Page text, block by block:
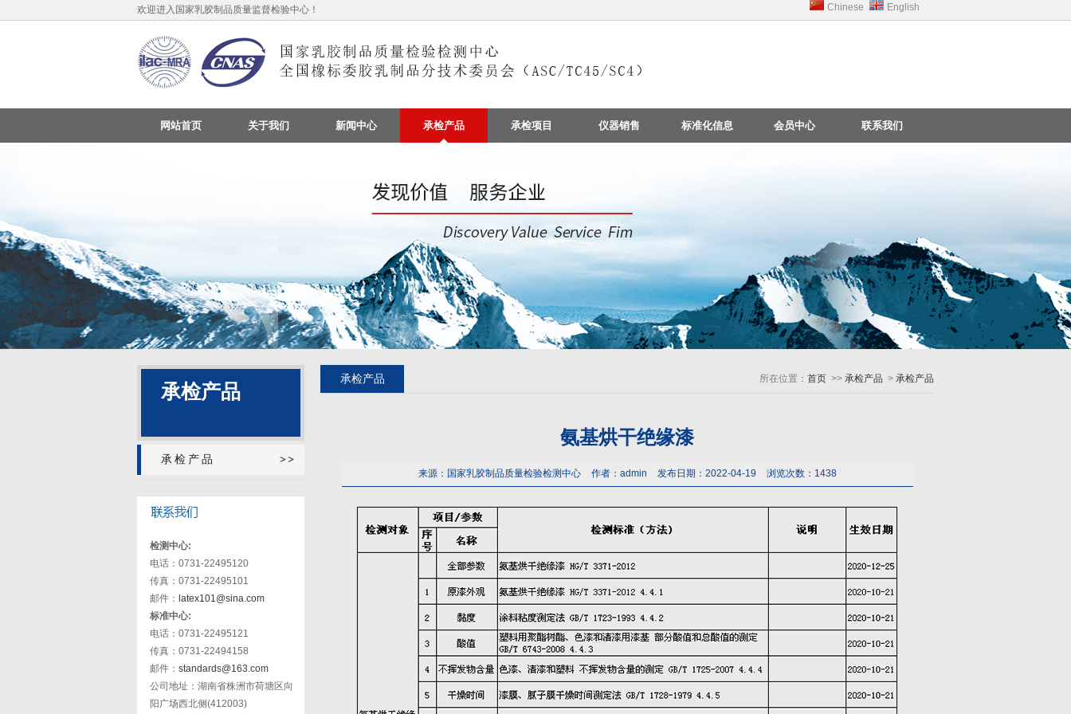
欢迎进入国家乳胶制品质量监督检验中心！ Chinese English
网站首页 关于我们 新闻中心 承检产品 承检项目 仪器销售 标准化信息 会员中心 联系我们
承检产品
承检产品
检测中心:
电话：0731-22495120
传真：0731-22495101
邮件： latex101@sina.com
标准中心:
电话：0731-22495121
传真：0731-22494158
邮件： standards@163.com
公司地址：湖南省株洲市荷塘区向
阳广场西北侧(412003)
承检产品 所在位置： 首页 >> 承检产品 > 承检产品
氨基烘干绝缘漆
来源：国家乳胶制品质量检验检测中心 作者：admin 发布日期：2022-04-19 浏览次数：1438